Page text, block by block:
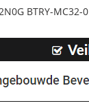
BTRY-MC32-